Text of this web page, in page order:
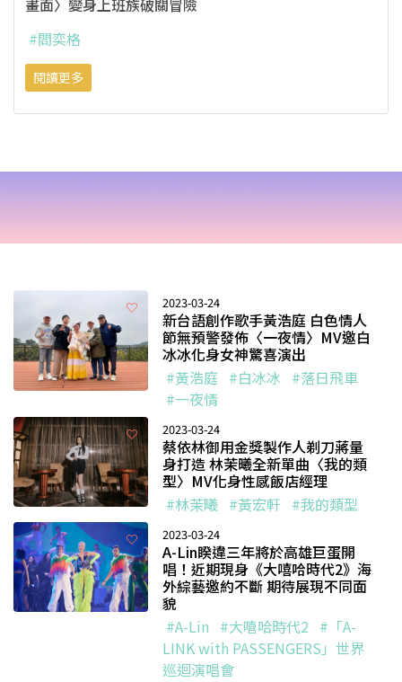
畫面〉變身上班族破關冒險
#閻奕格
閱讀更多
2023-03-24
新台語創作歌手黃浩庭 白色情人
節無預警發佈〈一夜情〉MV邀白
冰冰化身女神驚喜演出
#黃浩庭 #白冰冰 #落日飛車
#一夜情
2023-03-24
蔡依林御用金獎製作人剃刀蔣量
身打造 林茉曦全新單曲〈我的類
型〉MV化身性感飯店經理
#林茉曦 #黃宏軒 #我的類型
2023-03-24
A-Lin睽違三年將於高雄巨蛋開
唱！近期現身《大嘻哈時代2》海
外綜藝邀約不斷 期待展現不同面
貌
#A-Lin #大嘻哈時代2 #「A-
LINK with PASSENGERS」世界
巡迴演唱會